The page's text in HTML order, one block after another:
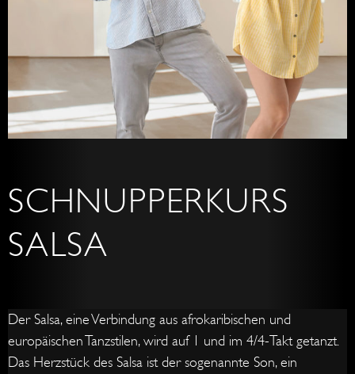
SCHNUPPERKURS
SALSA
Der Salsa, eine Verbindung aus afrokaribischen und
europäischen Tanzstilen, wird auf 1 und im 4/4-Takt getanzt.
Das Herzstück des Salsa ist der sogenannte Son, ein